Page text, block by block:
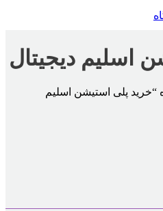
اسلیم دیجیتال
پلی استیشن اسلیم